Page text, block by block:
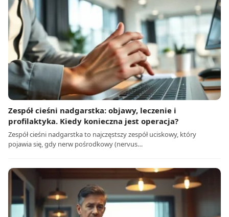
Zespół cieśni nadgarstka: objawy, leczenie i
profilaktyka. Kiedy konieczna jest operacja?
Zespół cieśni nadgarstka to najczęstszy zespół uciskowy, który
pojawia się, gdy nerw pośrodkowy (nervus…